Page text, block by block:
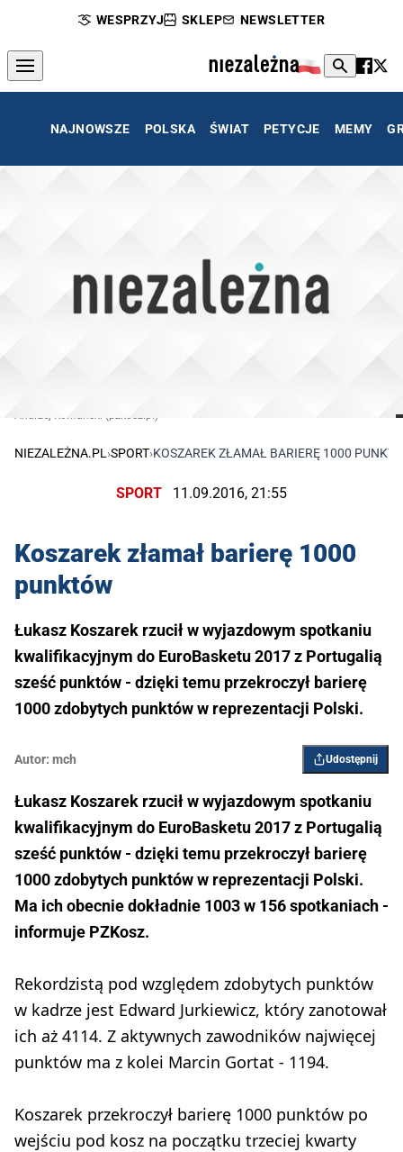
WESPRZYJ SKLEP NEWSLETTER
NAJNOWSZE POLSKA ŚWIAT PETYCJE MEMY
NIEZALEŻNA.PL ›SPORT›KOSZAREK ZŁAMAŁ BARIERĘ 1000
SPORT 11.09.2016, 21:55
Koszarek złamał barierę 1000
punktów
Łukasz Koszarek rzucił w wyjazdowym spotkaniu
kwalifikacyjnym do EuroBasketu 2017 z Portugalią
sześć punktów - dzięki temu przekroczył barierę
1000 zdobytych punktów w reprezentacji Polski.
Autor: mch Udostępnij
Łukasz Koszarek rzucił w wyjazdowym spotkaniu
kwalifikacyjnym do EuroBasketu 2017 z Portugalią
sześć punktów - dzięki temu przekroczył barierę
1000 zdobytych punktów w reprezentacji Polski.
Ma ich obecnie dokładnie 1003 w 156 spotkaniach -
informuje PZKosz.
Rekordzistą pod względem zdobytych punktów
w kadrze jest Edward Jurkiewicz, który zanotował
ich aż 4114. Z aktywnych zawodników najwięcej
punktów ma z kolei Marcin Gortat - 1194.
Koszarek przekroczył barierę 1000 punktów po
wejściu pod kosz na początku trzeciej kwarty